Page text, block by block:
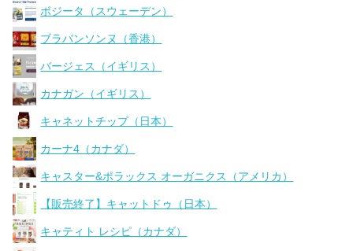
ボジータ（スウェーデン）
ブラバンソンヌ（香港）
バージェス（イギリス）
カナガン（イギリス）
キャネットチップ（日本）
カーナ4（カナダ）
キャスター&ポラックス オーガニクス（アメリカ）
【販売終了】キャットドゥ（日本）
キャティト レシピ（カナダ）